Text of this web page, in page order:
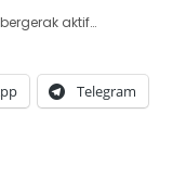
aktif…
Telegram